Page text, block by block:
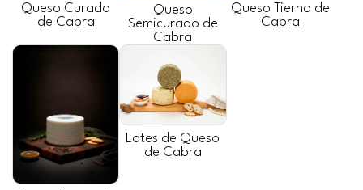
Queso Curado
de Cabra
Queso
Semicurado de
Cabra
Queso Tierno de
Cabra
Lotes de Queso
de Cabra